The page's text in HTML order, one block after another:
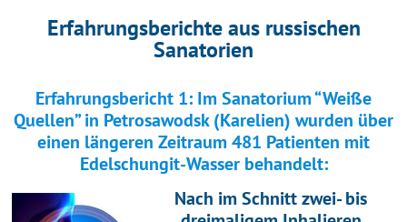
Erfahrungsberichte aus russischen
Sanatorien
Erfahrungsbericht 1: Im Sanatorium “Weiße
Quellen” in Petrosawodsk (Karelien) wurden über
einen längeren Zeitraum 481 Patienten mit
Edelschungit-Wasser behandelt:
Nach im Schnitt zwei- bis